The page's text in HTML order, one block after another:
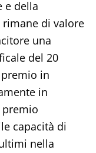
e della
di valore
una
del 20
in
in
capacità di
nella